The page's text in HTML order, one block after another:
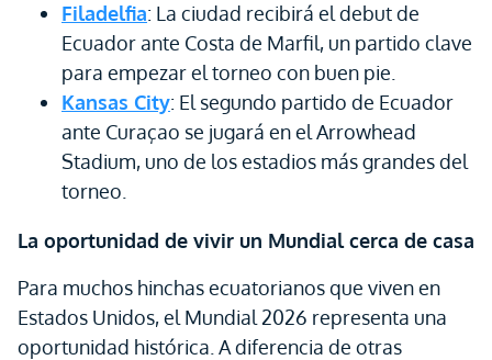
Filadelfia: La ciudad recibirá el debut de
Ecuador ante Costa de Marfil, un partido clave
para empezar el torneo con buen pie.
Kansas City: El segundo partido de Ecuador
ante Curaçao se jugará en el Arrowhead
Stadium, uno de los estadios más grandes del
torneo.
La oportunidad de vivir un Mundial cerca de casa
Para muchos hinchas ecuatorianos que viven en
Estados Unidos, el Mundial 2026 representa una
oportunidad histórica. A diferencia de otras